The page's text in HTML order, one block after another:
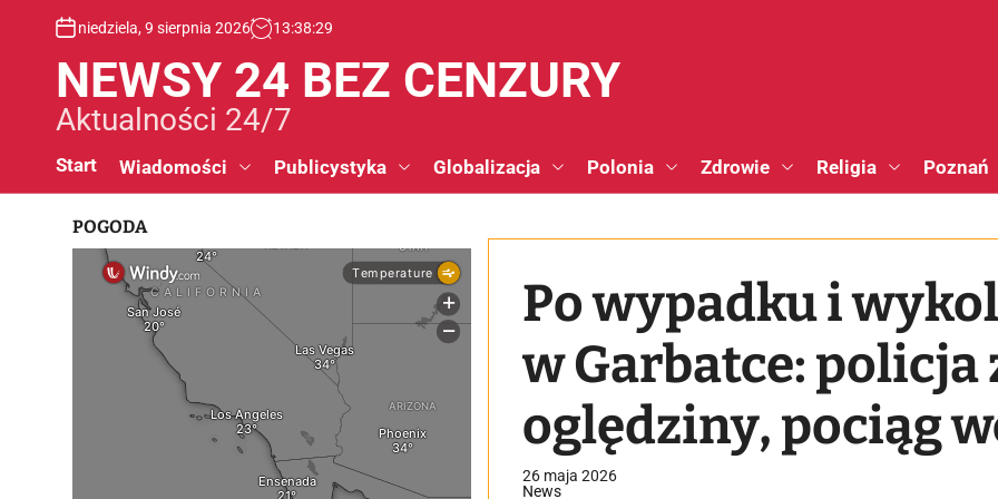
niedziela, 9 sierpnia 2026 13:38:30
NEWSY 24 BEZ CENZURY
Aktualności 24/7
Start Wiadomości Publicystyka Globalizacja Polonia Zdrowie Religia Poznań
Po wypadku i
w Garbatce: policja
oględziny, pociąg
26 maja 2026
News
POGODA